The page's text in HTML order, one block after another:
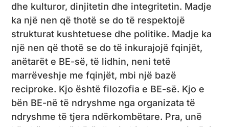
dhe kulturor, dinjitetin dhe integritetin. Madje
ka një nen që thotë se do të respektojë
strukturat kushtetuese dhe politike. Madje ka
një nen që thotë se do të inkurajojë fqinjët,
anëtarët e BE-së, të lidhin, neni tetë
marrëveshje me fqinjët, mbi një bazë
reciproke. Kjo është filozofia e BE-së. Kjo e
bën BE-në të ndryshme nga organizata të
ndryshme të tjera ndërkombëtare. Pra, unë